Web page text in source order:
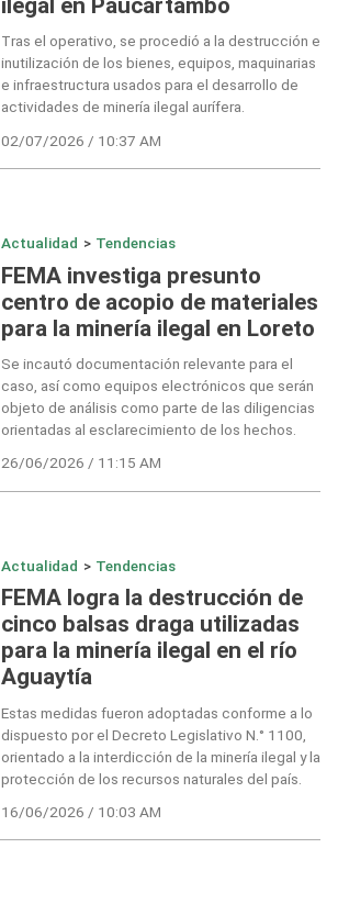
ilegal en Paucartambo
Tras el operativo, se procedió a la destrucción e
inutilización de los bienes, equipos, maquinarias
e infraestructura usados para el desarrollo de
actividades de minería ilegal aurífera.
02/07/2026 / 10:37 AM
Actualidad > Tendencias
FEMA investiga presunto
centro de acopio de materiales
para la minería ilegal en Loreto
Se incautó documentación relevante para el
caso, así como equipos electrónicos que serán
objeto de análisis como parte de las diligencias
orientadas al esclarecimiento de los hechos.
26/06/2026 / 11:15 AM
Actualidad > Tendencias
FEMA logra la destrucción de
cinco balsas draga utilizadas
para la minería ilegal en el río
Aguaytía
Estas medidas fueron adoptadas conforme a lo
dispuesto por el Decreto Legislativo N.° 1100,
orientado a la interdicción de la minería ilegal y la
protección de los recursos naturales del país.
16/06/2026 / 10:03 AM